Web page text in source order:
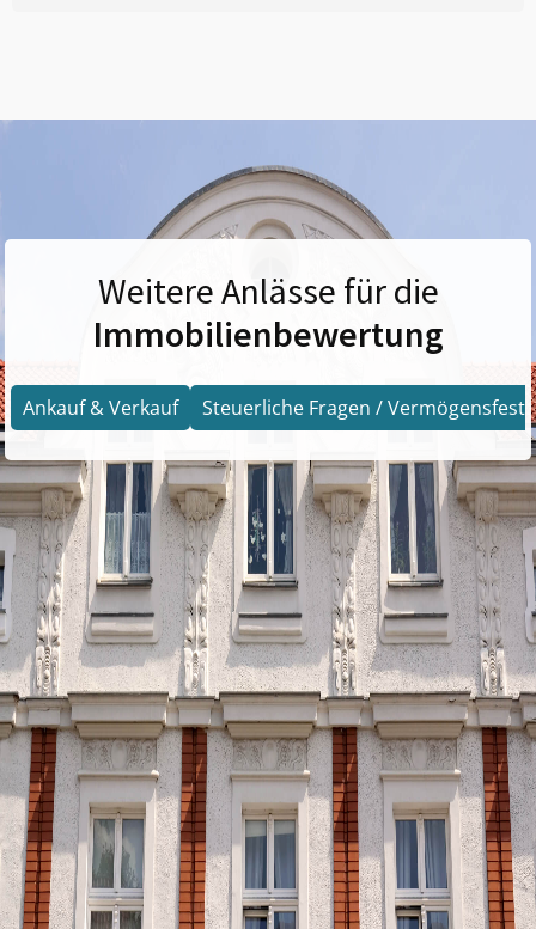
Weitere Anlässe für die
Immobilienbewertung
Ankauf & Verkauf Steuerliche Fragen /